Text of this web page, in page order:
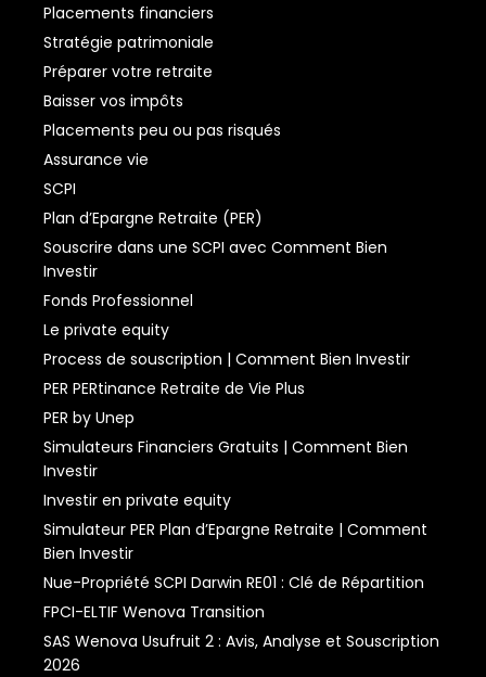
Placements financiers
Stratégie patrimoniale
Préparer votre retraite
Baisser vos impôts
Placements peu ou pas risqués
Assurance vie
SCPI
Plan d’Epargne Retraite (PER)
Souscrire dans une SCPI avec Comment Bien
Investir
Fonds Professionnel
Le private equity
Process de souscription | Comment Bien Investir
PER PERtinance Retraite de Vie Plus
PER by Unep
Simulateurs Financiers Gratuits | Comment Bien
Investir
Investir en private equity
Simulateur PER Plan d’Epargne Retraite | Comment
Bien Investir
Nue-Propriété SCPI Darwin RE01 : Clé de Répartition
FPCI-ELTIF Wenova Transition
SAS Wenova Usufruit 2 : Avis, Analyse et Souscription
2026